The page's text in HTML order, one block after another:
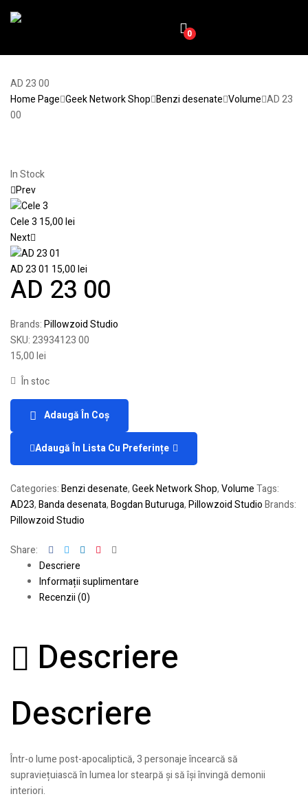
0
AD 23 00
Home Page Geek Network Shop Benzi desenate Volume AD 23
00
In Stock
Prev
Cele 3 15,00lei
Next
AD 23 01 15,00lei
AD 23 00
Brands:Pillowzoid Studio
SKU:23934123 00
15,00lei
În stoc
Adaugă În Coș
Adaugă În Lista Cu Preferințe
Categories:Benzi desenate,Geek Network Shop,VolumeTags:
AD23,Banda desenata,Bogdan Buturuga,Pillowzoid StudioBrands:
Pillowzoid Studio
Share: FacebookTwitterLinkedinPinterest
Descriere
Informații suplimentare
Recenzii (0)
Descriere
Descriere
Într-o lume post-apocaliptică, 3 personaje încearcă să
supraviețuiască în lumea lor stearpă și să își învingă demonii
interiori.